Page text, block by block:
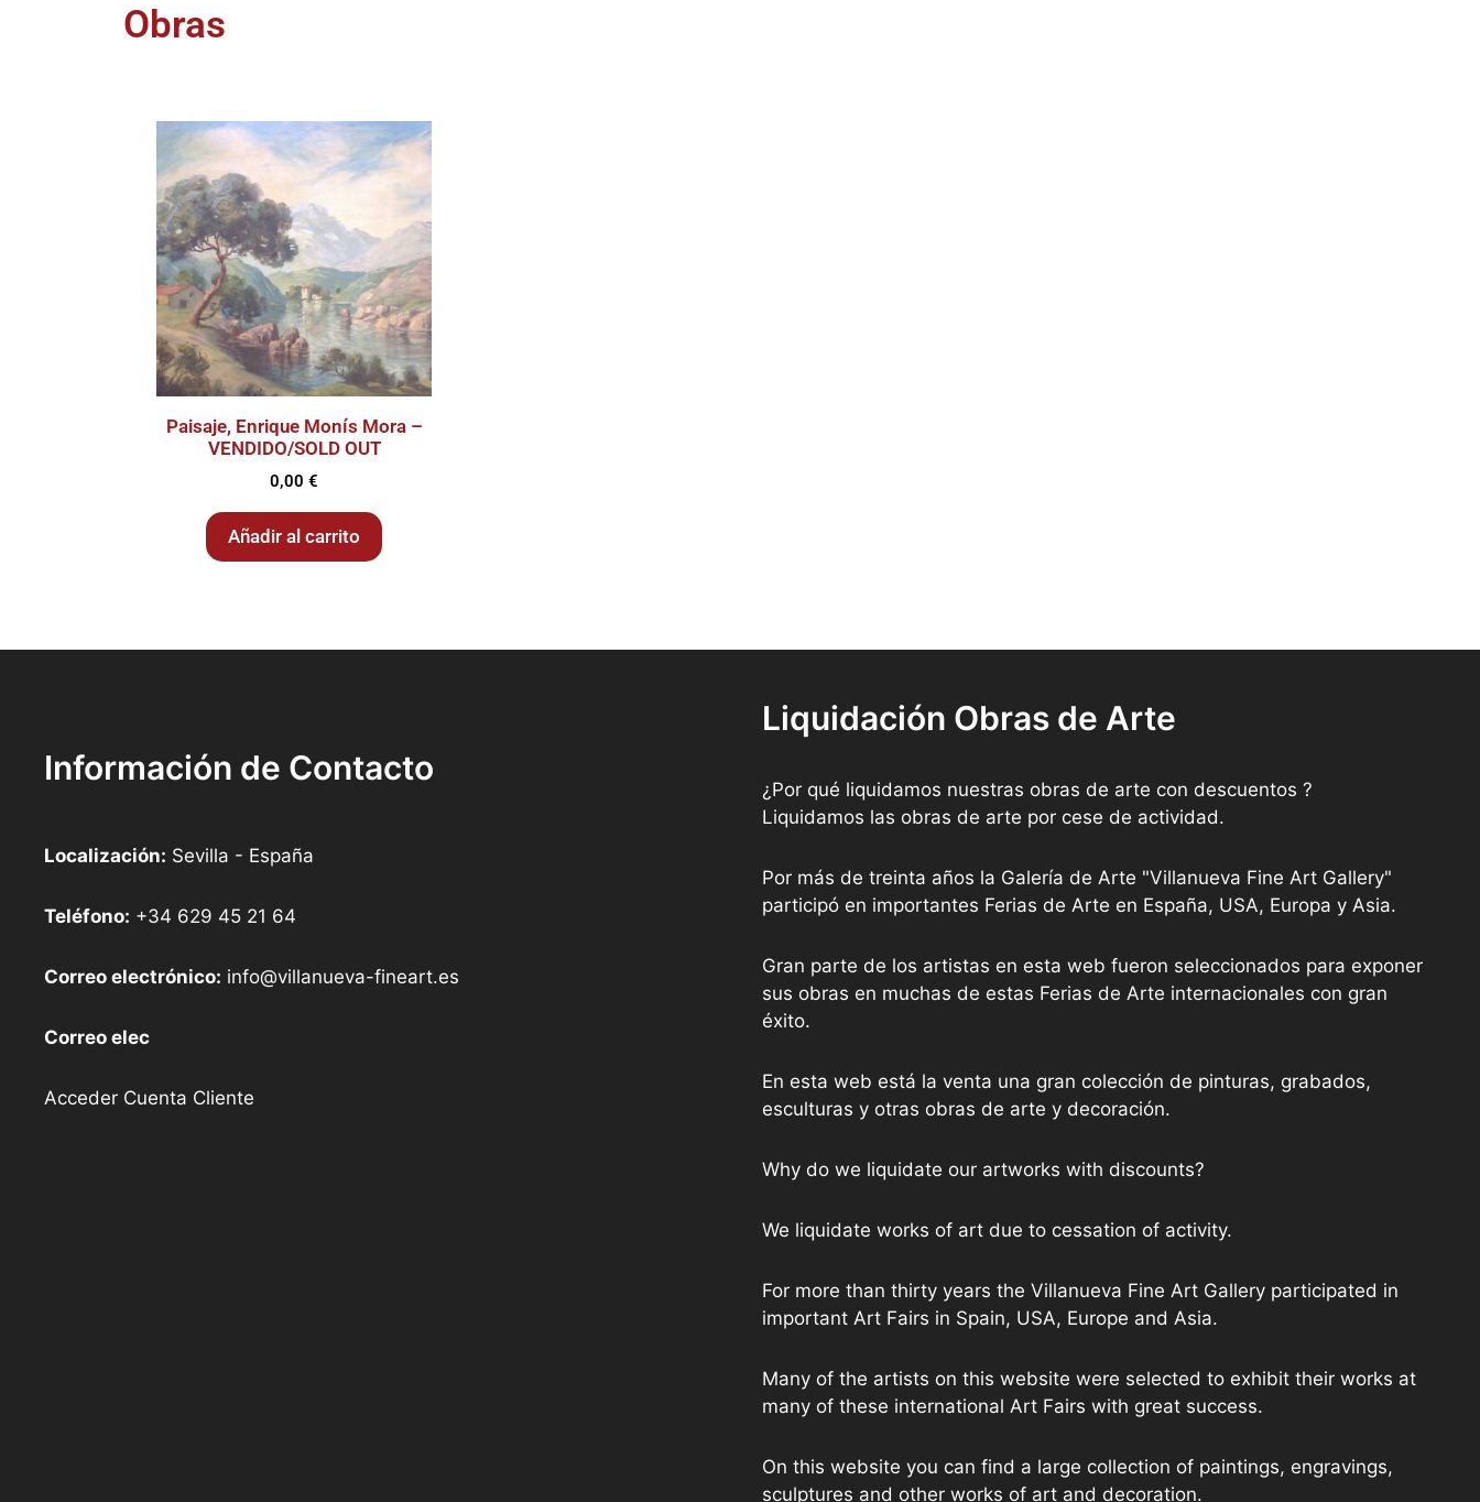
Obras
Paisaje, Enrique Monís Mora –
VENDIDO/SOLD OUT
0,00 €
Añadir al carrito
Información de Contacto
Localización: Sevilla - España
Teléfono: +34 629 45 21 64
Correo electrónico: info@villanueva-fineart.es
Correo elec
Acceder Cuenta Cliente
Liquidación Obras de Arte
¿Por qué liquidamos nuestras obras de arte con descuentos ?
Liquidamos las obras de arte por cese de actividad.
Por más de treinta años la Galería de Arte "Villanueva Fine Art Gallery"
participó en importantes Ferias de Arte en España, USA, Europa y Asia.
Gran parte de los artistas en esta web fueron seleccionados para exponer
sus obras en muchas de estas Ferias de Arte internacionales con gran
éxito.
En esta web está la venta una gran colección de pinturas, grabados,
esculturas y otras obras de arte y decoración.
Why do we liquidate our artworks with discounts?
We liquidate works of art due to cessation of activity.
For more than thirty years the Villanueva Fine Art Gallery participated in
important Art Fairs in Spain, USA, Europe and Asia.
Many of the artists on this website were selected to exhibit their works at
many of these international Art Fairs with great success.
On this website you can find a large collection of paintings, engravings,
sculptures and other works of art and decoration.